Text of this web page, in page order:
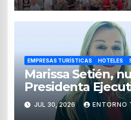
EMPRESAS TURÍSTICAS HOTELES
Marissa Setién,
Presidenta
Asociación de
Mujeres
JUL 30, 2026 ENTORNO